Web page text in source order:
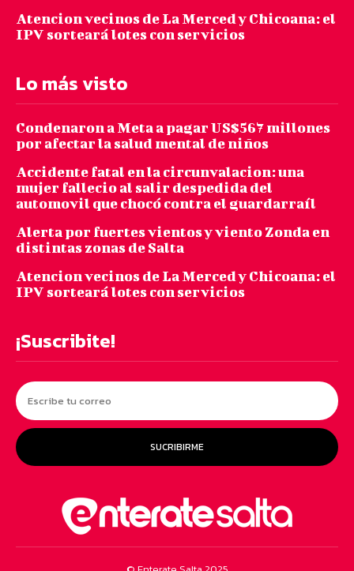
Atencion vecinos de La Merced y Chicoana: el
IPV sorteará lotes con servicios
Lo más visto
Condenaron a Meta a pagar US$567 millones
por afectar la salud mental de niños
Accidente fatal en la circunvalacion: una
mujer fallecio al salir despedida del
automovil que chocó contra el guardarraíl
Alerta por fuertes vientos y viento Zonda en
distintas zonas de Salta
Atencion vecinos de La Merced y Chicoana: el
IPV sorteará lotes con servicios
¡Suscribite!
SUCRIBIRME